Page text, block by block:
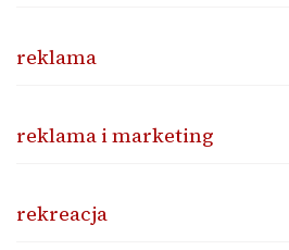
reklama
reklama i marketing
rekreacja